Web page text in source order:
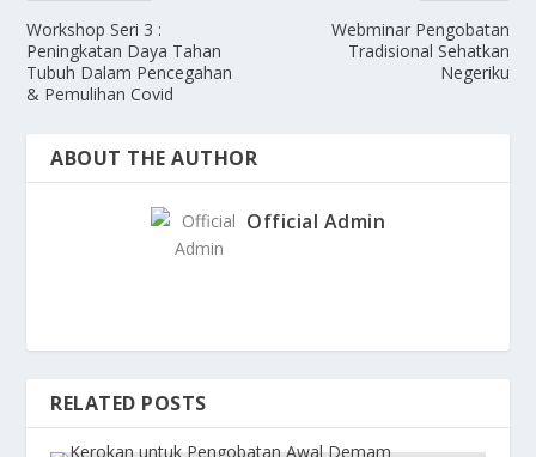
Workshop Seri 3 :
Peningkatan Daya Tahan
Tubuh Dalam Pencegahan
& Pemulihan Covid
Webminar Pengobatan
Tradisional Sehatkan
Negeriku
ABOUT THE AUTHOR
Official Admin
RELATED POSTS